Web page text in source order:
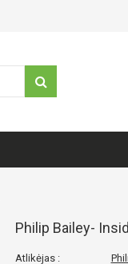
Philip Bailey-
Atlikėjas :